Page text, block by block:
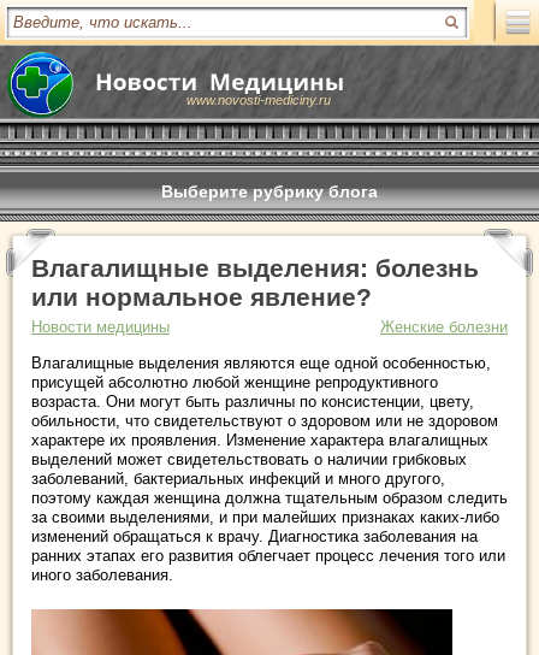
www.novosti-mediciny.ru
Выберите рубрику блога
Влагалищные выделения: болезнь
или нормальное явление?
Новости медицины
Женские болезни
Влагалищные выделения являются еще одной особенностью,
присущей абсолютно любой женщине репродуктивного
возраста. Они могут быть различны по консистенции, цвету,
обильности, что свидетельствуют о здоровом или не здоровом
характере их проявления. Изменение характера влагалищных
выделений может свидетельствовать о наличии грибковых
заболеваний, бактериальных инфекций и много другого,
поэтому каждая женщина должна тщательным образом следить
за своими выделениями, и при малейших признаках каких-либо
изменений обращаться к врачу. Диагностика заболевания на
ранних этапах его развития облегчает процесс лечения того или
иного заболевания.